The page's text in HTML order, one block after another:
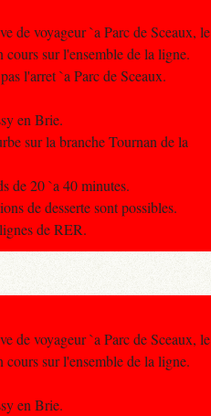
de voyageur `a Parc de Sceaux, le
sur l'ensemble de la ligne.
l'arret `a Parc de Sceaux.
en Brie.
sur la branche Tournan de la
de 20 `a 40 minutes.
de desserte sont possibles.
de RER.
de voyageur `a Parc de Sceaux, le
sur l'ensemble de la ligne.
en Brie.